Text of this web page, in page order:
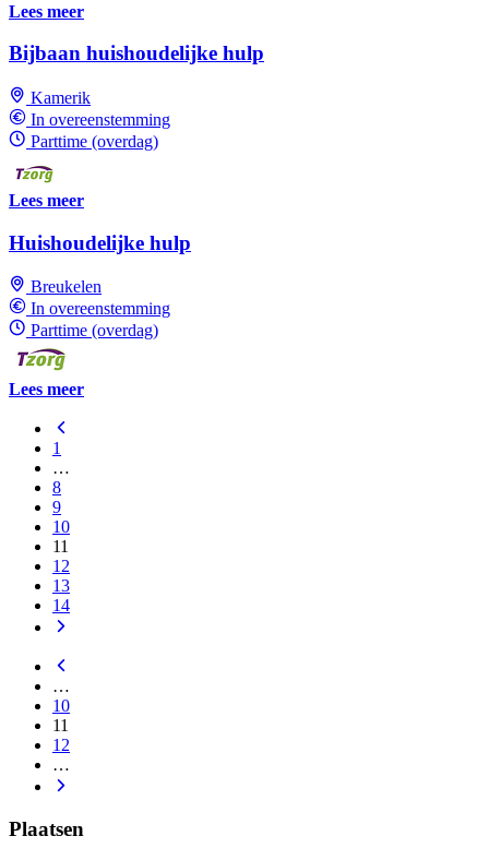
Lees meer
Bijbaan huishoudelijke hulp
Kamerik
In overeenstemming
Parttime (overdag)
Lees meer
Huishoudelijke hulp
Breukelen
In overeenstemming
Parttime (overdag)
Lees meer
1
…
8
9
10
11
12
13
14
…
10
11
12
…
Plaatsen